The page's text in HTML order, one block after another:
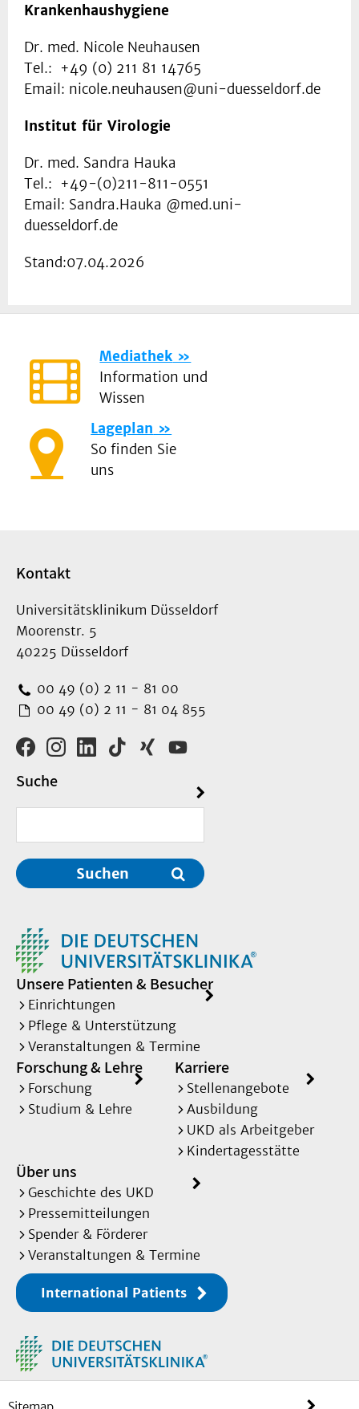
Krankenhaushygiene
Dr. med. Nicole Neuhausen
Tel.: +49 (0) 211 81 14765
Email: nicole.neuhausen@uni-duesseldorf.de
Institut für Virologie
Dr. med. Sandra Hauka
Tel.: +49-(0)211-811-0551
Email: Sandra.Hauka @med.uni-
duesseldorf.de
Stand:07.04.2026
Mediathek
Information und
Wissen
Lageplan
So finden Sie
uns
Kontakt
Universitätsklinikum Düsseldorf
Moorenstr. 5
40225 Düsseldorf
00 49 (0) 2 11 - 81 00
00 49 (0) 2 11 - 81 04 855
Suche
Suchen
Unsere Patienten & Besucher
Einrichtungen
Pflege & Unterstützung
Veranstaltungen & Termine
Forschung & Lehre
Forschung
Studium & Lehre
Karriere
Stellenangebote
Ausbildung
UKD als Arbeitgeber
Kindertagesstätte
Über uns
Geschichte des UKD
Pressemitteilungen
Spender & Förderer
Veranstaltungen & Termine
International Patients